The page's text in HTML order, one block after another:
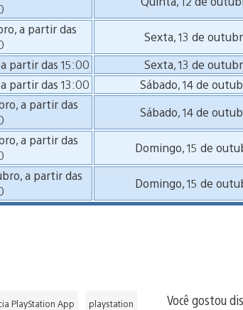
a partir das
Sexta, 13 de
partir das 15:00
Sexta, 13 de
partir das 13:00
Sábado, 14 de
a partir das
Sábado, 14 de
a partir das
Domingo, 15 de
a partir das
Domingo, 15 de
PlayStation App playstation
Você gostou